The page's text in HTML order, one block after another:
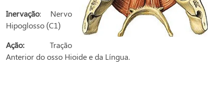
Inervação: Nervo
Hipoglosso (C1)
Ação:Tração
Anterior do osso Hioide e da Língua.